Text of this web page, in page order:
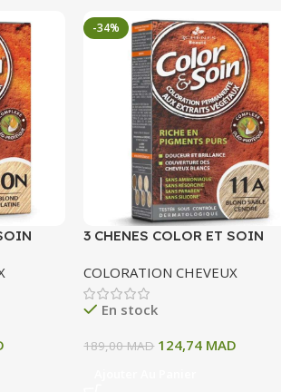
-34%
3 CHENES COLOR ET SOIN
11A BLOND SABLE CENDRE 135
ML
COLORATION CHEVEUX
En stock
189,00MAD 124,74 MAD